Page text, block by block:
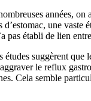
années, on
une vaste
pas établi de lien
études suggèrent que
le reflux
Cela semble